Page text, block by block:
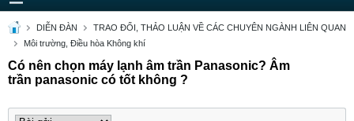
DIỄN ĐÀN
TRAO ĐỔI, THẢO LUẬN VỀ CÁC CHUYÊN NGÀNH LIÊN QUAN
Môi trường, Điều hòa Không khí
Có nên chọn máy lạnh âm trần Panasonic? Âm
trần panasonic có tốt không ?